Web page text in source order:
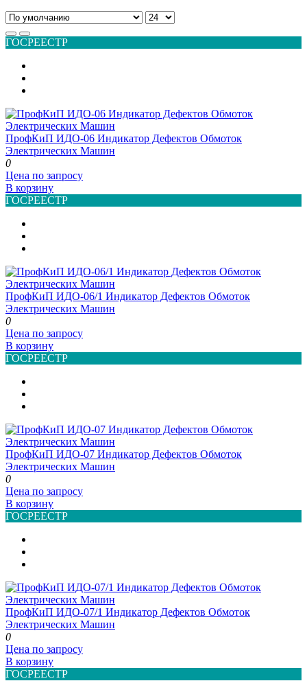
ГОСРЕЕСТР
ПрофКиП ИДО-06 Индикатор Дефектов Обмоток
Электрических Машин
0
Цена по запросу
В корзину
ГОСРЕЕСТР
ПрофКиП ИДО-06/1 Индикатор Дефектов Обмоток
Электрических Машин
0
Цена по запросу
В корзину
ГОСРЕЕСТР
ПрофКиП ИДО-07 Индикатор Дефектов Обмоток
Электрических Машин
0
Цена по запросу
В корзину
ГОСРЕЕСТР
ПрофКиП ИДО-07/1 Индикатор Дефектов Обмоток
Электрических Машин
0
Цена по запросу
В корзину
ГОСРЕЕСТР